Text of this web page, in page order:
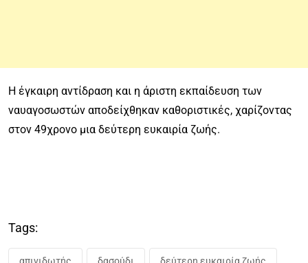
Η έγκαιρη αντίδραση και η άριστη εκπαίδευση των
ναυαγοσωστών αποδείχθηκαν καθοριστικές, χαρίζοντας
στον 49χρονο μια δεύτερη ευκαιρία ζωής.
Tags: